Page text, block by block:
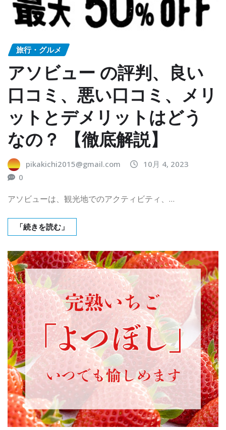
旅行・グルメ
アソビュー の評判、良い
口コミ、悪い口コミ、メリ
ットとデメリットはどう
なの？ 【徹底解説】
pikakichi2015@gmail.com
10月 4, 2023
0
アソビューは、観光地でのアクティビティ、…
「続きを読む」